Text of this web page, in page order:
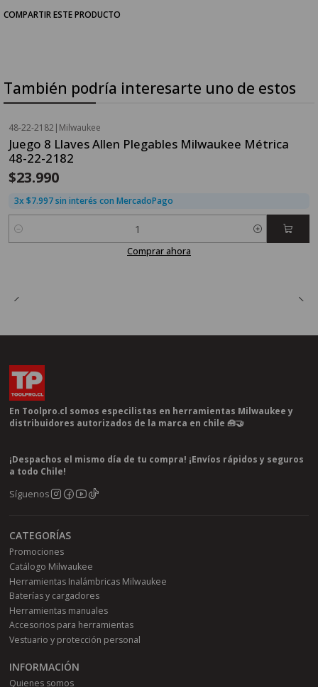
COMPARTIR ESTE PRODUCTO
También podría interesarte uno de estos
48-22-2182 | Milwaukee
Juego 8 Llaves Allen Plegables Milwaukee Métrica
48-22-2182
$23.990
3x $7.997 sin interés con MercadoPago
Cantidad
Comprar ahora
En Toolpro.cl somos especilistas en herramientas Milwaukee y
distribuidores autorizados de la marca en chile 🧰🤝
¡Despachos el mismo día de tu compra! ¡Envíos rápidos y seguros
a todo Chile!
Síguenos
CATEGORÍAS
Promociones
Catálogo Milwaukee
Herramientas Inalámbricas Milwaukee
Baterías y cargadores
Herramientas manuales
Accesorios para herramientas
Vestuario y protección personal
INFORMACIÓN
Quienes somos